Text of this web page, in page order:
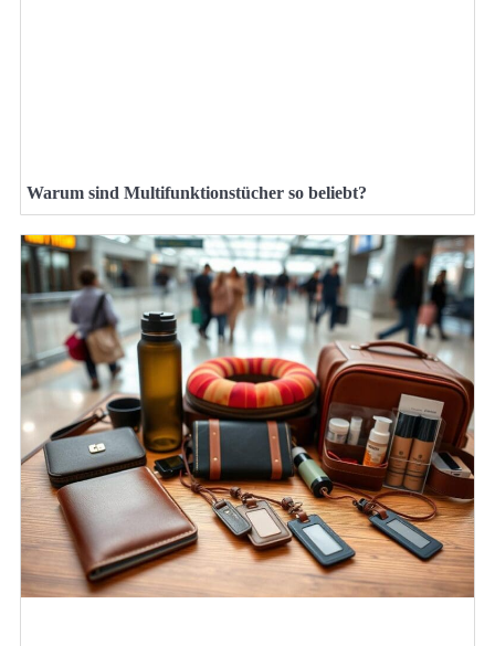
Warum sind Multifunktionstücher so beliebt?